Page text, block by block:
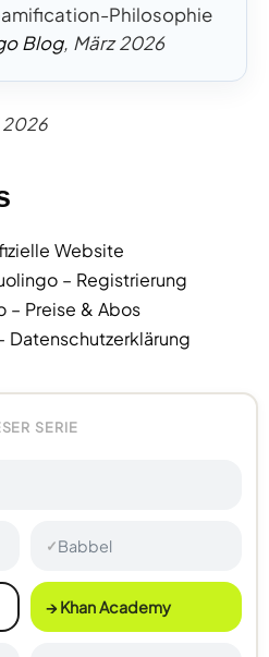
Philosophie
Blog, März 2026
2026
Website
– Registrierung
– Preise & Abos
Datenschutzerklärung
SERIE
✓Babbel
→ Khan Academy